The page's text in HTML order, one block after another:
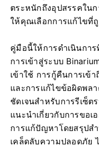
ตระหนักถึงอุปสรรคในก
ให้คุณเลือกการแก้ไขที่
คู่มือนี้ให้การดำเนินกา
การเข้าสู่ระบบ
เข้าใช้ การกู้คืนการเข้
และการแก้ไขข้อผิดพล
ชัดเจนสำหรับการรีเซ็
แนะนำเกี่ยวกับการขอ
การแก้ปัญหาโดยสรุป
เคล็ดลับความปลอดภัย